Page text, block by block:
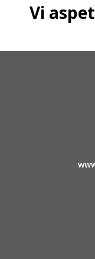
Vi